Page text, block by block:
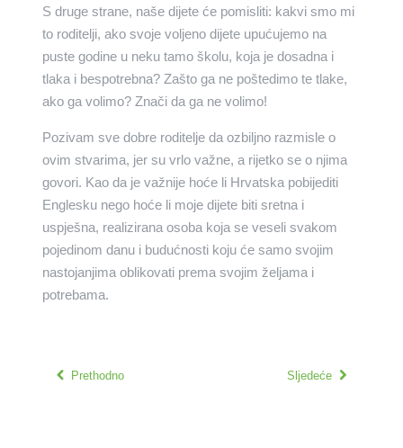
S druge strane, naše dijete će pomisliti: kakvi smo mi
to roditelji, ako svoje voljeno dijete upućujemo na
puste godine u neku tamo školu, koja je dosadna i
tlaka i bespotrebna? Zašto ga ne poštedimo te tlake,
ako ga volimo? Znači da ga ne volimo!
Pozivam sve dobre roditelje da ozbiljno razmisle o
ovim stvarima, jer su vrlo važne, a rijetko se o njima
govori. Kao da je važnije hoće li Hrvatska pobijediti
Englesku nego hoće li moje dijete biti sretna i
uspješna, realizirana osoba koja se veseli svakom
pojedinom danu i budućnosti koju će samo svojim
nastojanjima oblikovati prema svojim željama i
potrebama.
Prethodno Sljedeće